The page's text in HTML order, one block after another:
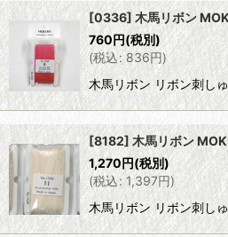
[0336] 木馬リボン
760円(税別)
(税込: 836円)
木馬リボン リボン刺
[8182] 木馬リボン
1,270円(税別)
(税込: 1,397円)
木馬リボン リボン刺し